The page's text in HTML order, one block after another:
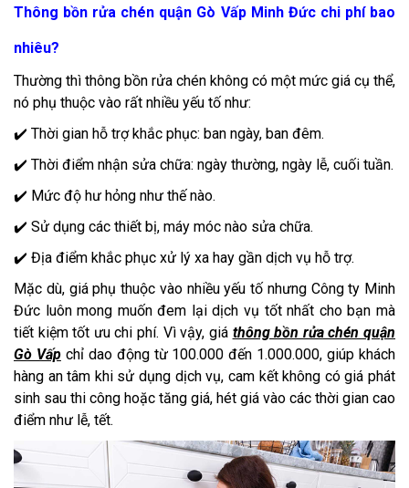
Thông bồn rửa chén quận Gò Vấp Minh Đức chi phí bao
nhiêu?
Thường thì thông bồn rửa chén không có một mức giá cụ thể,
nó phụ thuộc vào rất nhiều yếu tố như:
✔️ Thời gian hỗ trợ khắc phục: ban ngày, ban đêm.
✔️ Thời điểm nhận sửa chữa: ngày thường, ngày lễ, cuối tuần.
✔️ Mức độ hư hỏng như thế nào.
✔️ Sử dụng các thiết bị, máy móc nào sửa chữa.
✔️ Địa điểm khắc phục xử lý xa hay gần dịch vụ hỗ trợ.
Mặc dù, giá phụ thuộc vào nhiều yếu tố nhưng Công ty Minh
Đức luôn mong muốn đem lại dịch vụ tốt nhất cho bạn mà
tiết kiệm tốt ưu chi phí. Vì vậy, giá thông bồn rửa chén quận
Gò Vấpchỉ dao động từ 100.000 đến 1.000.000, giúp khách
hàng an tâm khi sử dụng dịch vụ, cam kết không có giá phát
sinh sau thi công hoặc tăng giá, hét giá vào các thời gian cao
điểm như lễ, tết.